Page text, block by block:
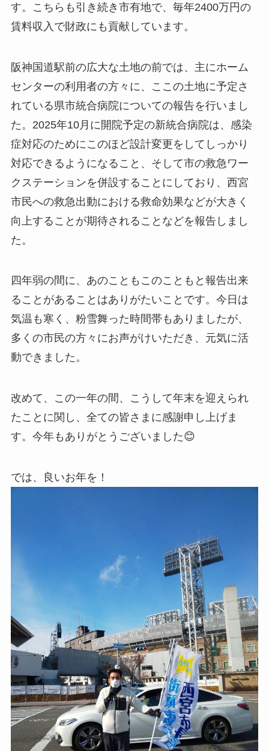
す。こちらも引き続き市有地で、毎年2400万円の
賃料収入で財政にも貢献しています。
阪神国道駅前の広大な土地の前では、主にホーム
センターの利用者の方々に、ここの土地に予定さ
れている県市統合病院についての報告を行いまし
た。2025年10月に開院予定の新統合病院は、感染
症対応のためにこのほど設計変更をしてしっかり
対応できるようになること、そして市の救急ワー
クステーションを併設することにしており、西宮
市民への救急出動における救命効果などが大きく
向上することが期待されることなどを報告しまし
た。
四年弱の間に、あのこともこのこともと報告出来
ることがあることはありがたいことです。今日は
気温も寒く、粉雪舞った時間帯もありましたが、
多くの市民の方々にお声がけいただき、元気に活
動できました。
改めて、この一年の間、こうして年末を迎えられ
たことに関し、全ての皆さまに感謝申し上げま
す。今年もありがとうございました😊
では、良いお年を！